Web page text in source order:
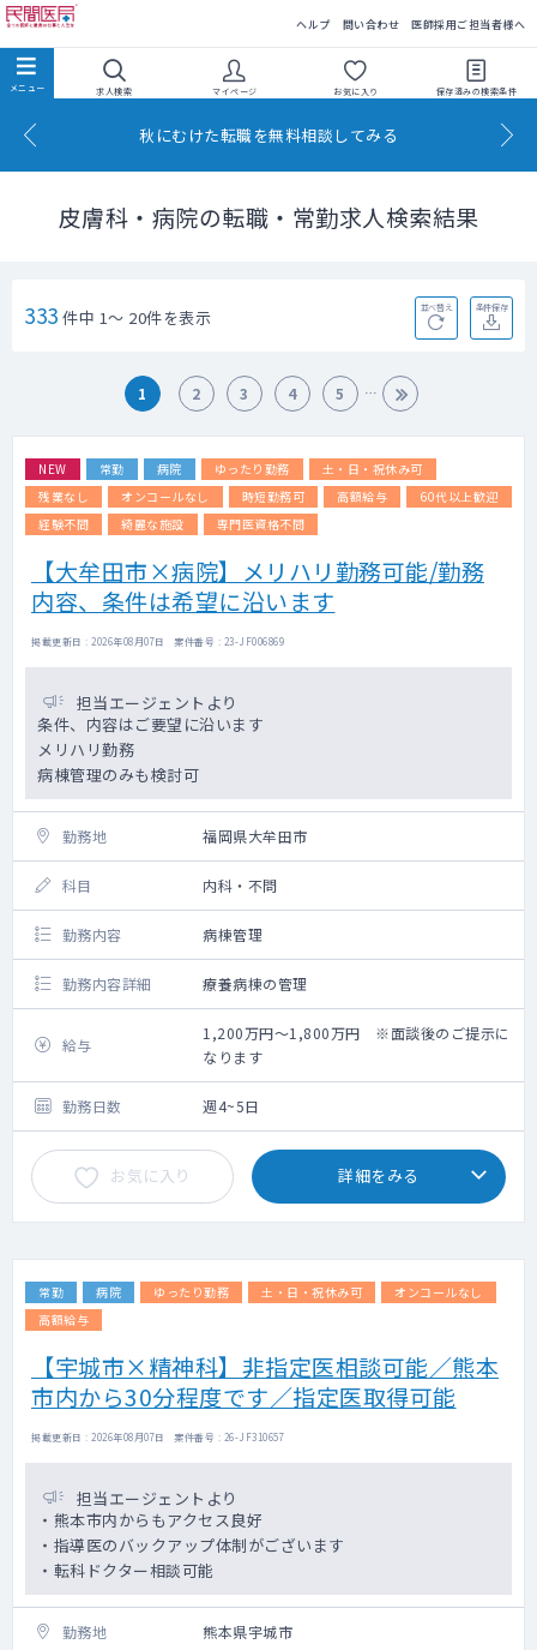
ヘルプ 問い合わせ 医師採用ご担当者様へ
求人検索 マイページ お気に入り 保存済みの検索条件
秋にむけた転職を無料相談してみる
皮膚科・病院の転職・常勤求人検索結果
333 件中 1～ 20件を表示 並べ替え 条件保存
1 2 3 4 5
NEW 常勤 病院 ゆったり勤務
土・日・祝休み可
残業なし
オンコールなし 時短勤務可 高額給与
60代以上歓迎
経験不問
綺麗な施設 専門医資格不問
【大牟田市×病院】メリハリ勤務可能/勤務
内容、条件は希望に沿います
掲載更新日 : 2026年08月07日 案件番号 : 23-JF006869
担当エージェントより
条件、内容はご要望に沿います
メリハリ勤務
病棟管理のみも検討可
勤務地 福岡県大牟田市
科目 内科・不問
勤務内容 病棟管理
勤務内容詳細 療養病棟の管理
給与
1,200万円～1,800万円 ※面談後のご提示に
なります
勤務日数 週4~5日
お気に入り 詳細をみる
常勤 病院 ゆったり勤務 土・日・祝休み可
オンコールなし
高額給与
【宇城市×精神科】非指定医相談可能／熊本
市内から30分程度です／指定医取得可能
掲載更新日 : 2026年08月07日 案件番号 : 26-JF310657
担当エージェントより
・熊本市内からもアクセス良好
・指導医のバックアップ体制がございます
・転科ドクター相談可能
勤務地 熊本県宇城市